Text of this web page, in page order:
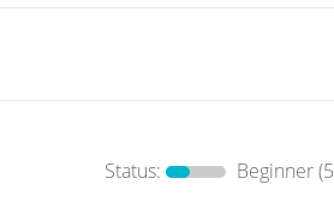
Status:
Beginner